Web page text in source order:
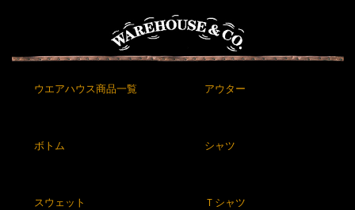
ウエアハウス商品一覧 アウター
ボトム シャツ
スウェット Ｔシャツ